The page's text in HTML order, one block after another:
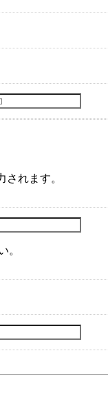
れます。
。